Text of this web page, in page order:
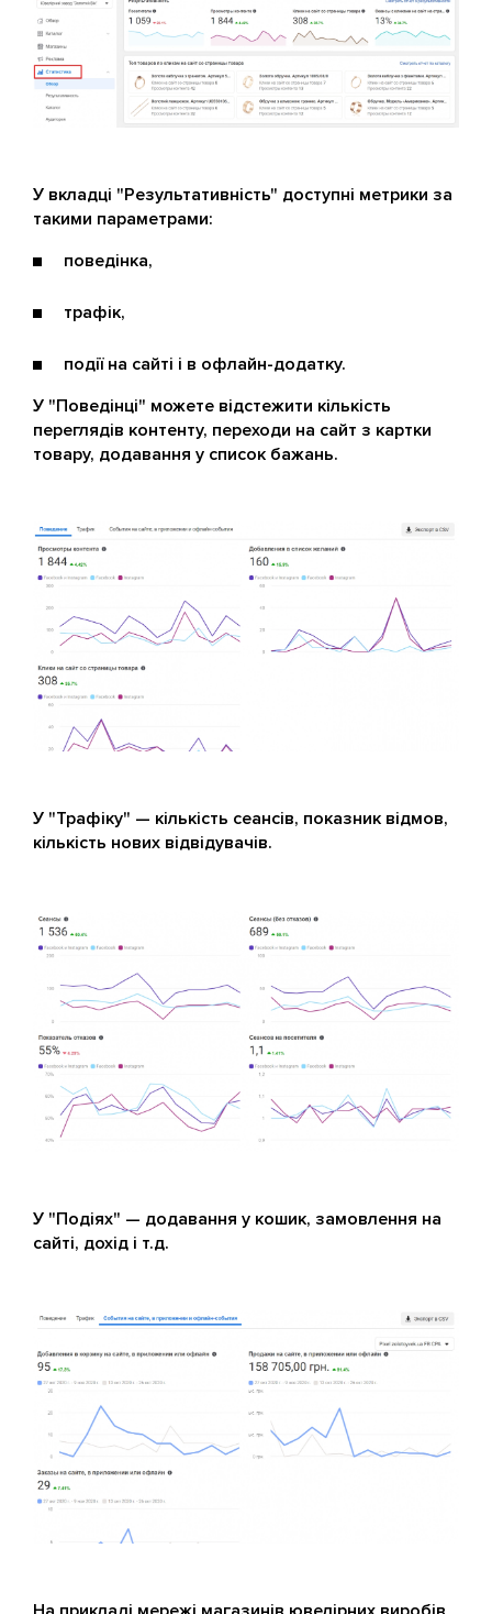
У вкладці "Результативність" доступні метрики за
такими параметрами:
поведінка,
трафік,
події на сайті і в офлайн-додатку.
У "Поведінці" можете відстежити кількість
переглядів контенту, переходи на сайт з картки
товару, додавання у список бажань.
У "Трафіку" — кількість сеансів, показник відмов,
кількість нових відвідувачів.
У "Подіях" — додавання у кошик, замовлення на
сайті, дохід і т.д.